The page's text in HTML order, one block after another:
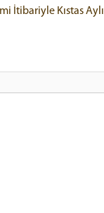
İtibariyle Kıstas